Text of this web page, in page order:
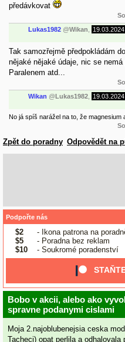
předávkovat
Lukas1982 @Wikan 19.03.2024
Tak samozřejmě předpokládám
nějaké nějaké údaje, nic se
Paralenem atd...
Wikan @Lukas1982 19.03.2024
No já spíš narážel na to, že magnesium
Zpět do poradny Odpovědět na
Podpořte nás
$2
- Ikona patrona na
$5
- Poradna bez reklam
$10
- Soukromé poradenství
Bobo v akcii, alebo ako
spravne podanymi cislami
Moja 2.najoblubenejsia ceska
Tacheci) opat perlila a